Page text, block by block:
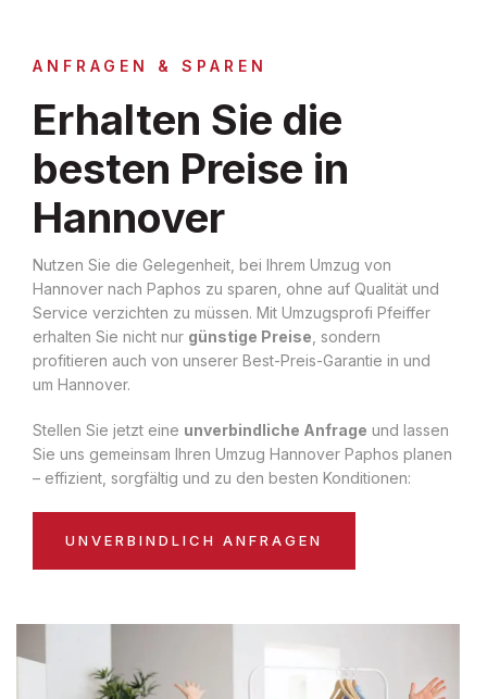
ANFRAGEN & SPAREN
Erhalten Sie die
besten Preise in
Hannover
Nutzen Sie die Gelegenheit, bei Ihrem Umzug von
Hannover nach Paphos zu sparen, ohne auf Qualität und
Service verzichten zu müssen. Mit Umzugsprofi Pfeiffer
erhalten Sie nicht nur günstige Preise , sondern
profitieren auch von unserer Best-Preis-Garantie in und
um Hannover.
Stellen Sie jetzt eine unverbindliche Anfrage und lassen
Sie uns gemeinsam Ihren Umzug Hannover Paphos planen
– effizient, sorgfältig und zu den besten Konditionen:
UNVERBINDLICH ANFRAGEN